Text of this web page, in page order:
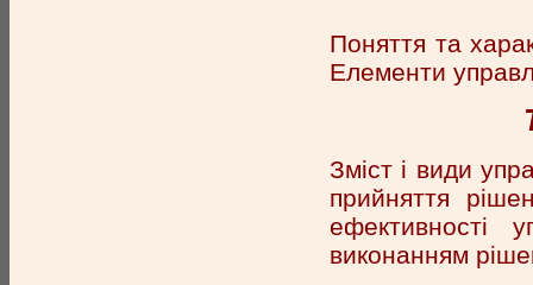
Поняття та
Елементи
Зміст і види
прийняття
ефективності
виконанням